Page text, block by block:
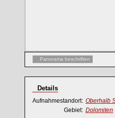
Panorama beschriften
Details
Aufnahmestandort: Oberhalb
Gebiet: Dolomiten